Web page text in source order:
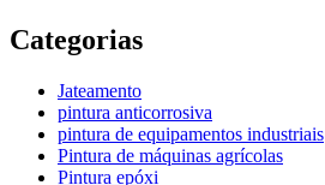
Categorias
Jateamento
pintura anticorrosiva
pintura de equipamentos industriais
Pintura de máquinas agrícolas
Pintura epóxi